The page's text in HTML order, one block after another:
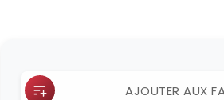
AJOUTER AUX